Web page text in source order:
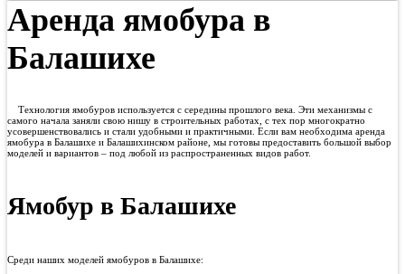
Аренда ямобура в
Балашихе
Технология ямобуров используется с середины прошлого века. Эти механизмы с
самого начала заняли свою нишу в строительных работах, с тех пор многократно
усовершенствовались и стали удобными и практичными. Если вам необходима аренда
ямобура в Балашихе и Балашихинском районе, мы готовы предоставить большой выбор
моделей и вариантов – под любой из распространенных видов работ.
Ямобур в Балашихе
Среди наших моделей ямобуров в Балашихе: